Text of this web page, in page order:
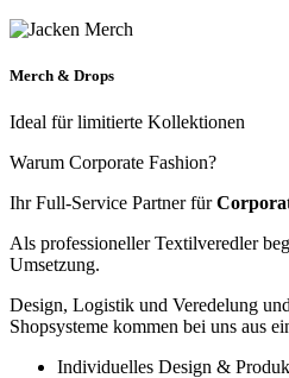
Merch & Drops
Ideal für limitierte Kollektionen
Warum Corporate Fashion?
Ihr Full-Service Partner für
Als professioneller Textilveredler
Umsetzung.
Design, Logistik und Veredelung
Shopsysteme kommen bei uns aus
Individuelles Design &